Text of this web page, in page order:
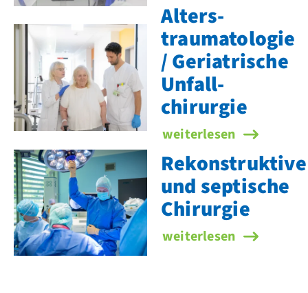
Alters­
traumatologie
/ Geriatrische
Unfall­
chirurgie
Alters­traumatologie /
weiterlesen
Rekonstruktive
und septische
Chirurgie
Rekonstruktive und
weiterlesen